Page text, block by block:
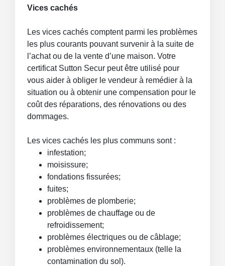
Vices cachés
Les vices cachés comptent parmi les problèmes
les plus courants pouvant survenir à la suite de
l’achat ou de la vente d’une maison. Votre
certificat Sutton Secur peut être utilisé pour
vous aider à obliger le vendeur à remédier à la
situation ou à obtenir une compensation pour le
coût des réparations, des rénovations ou des
dommages.
Les vices cachés les plus communs sont :
infestation;
moisissure;
fondations fissurées;
fuites;
problèmes de plomberie;
problèmes de chauffage ou de
refroidissement;
problèmes électriques ou de câblage;
problèmes environnementaux (telle la
contamination du sol).